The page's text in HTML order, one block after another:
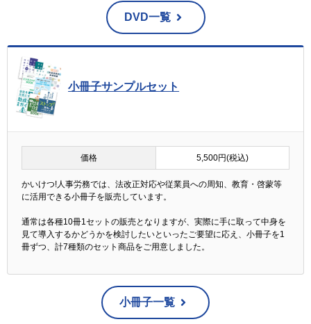
DVD一覧
小冊子サンプルセット
価格 5,500円(税込)
かいけつ!人事労務では、法改正対応や従業員への周知、教育・啓蒙等
に活用できる小冊子を販売しています。
通常は各種10冊1セットの販売となりますが、実際に手に取って中身を
見て導入するかどうかを検討したいといったご要望に応え、小冊子を1
冊ずつ、計7種類のセット商品をご用意しました。
小冊子一覧